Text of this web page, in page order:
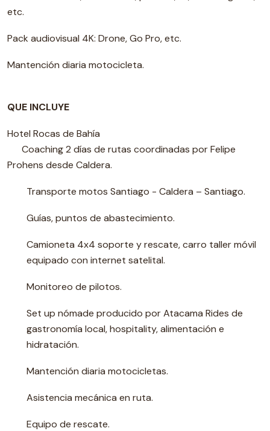
etc.
Pack audiovisual 4K: Drone, Go Pro, etc.
Mantención diaria motocicleta.
QUE INCLUYE
Hotel Rocas de Bahía
Coaching 2 días de rutas coordinadas por Felipe
Prohens desde Caldera.
Transporte motos Santiago - Caldera – Santiago.
Guías, puntos de abastecimiento.
Camioneta 4x4 soporte y rescate, carro taller móvil
equipado con internet satelital.
Monitoreo de pilotos.
Set up nómade producido por Atacama Rides de
gastronomía local, hospitality, alimentación e
hidratación.
Mantención diaria motocicletas.
Asistencia mecánica en ruta.
Equipo de rescate.